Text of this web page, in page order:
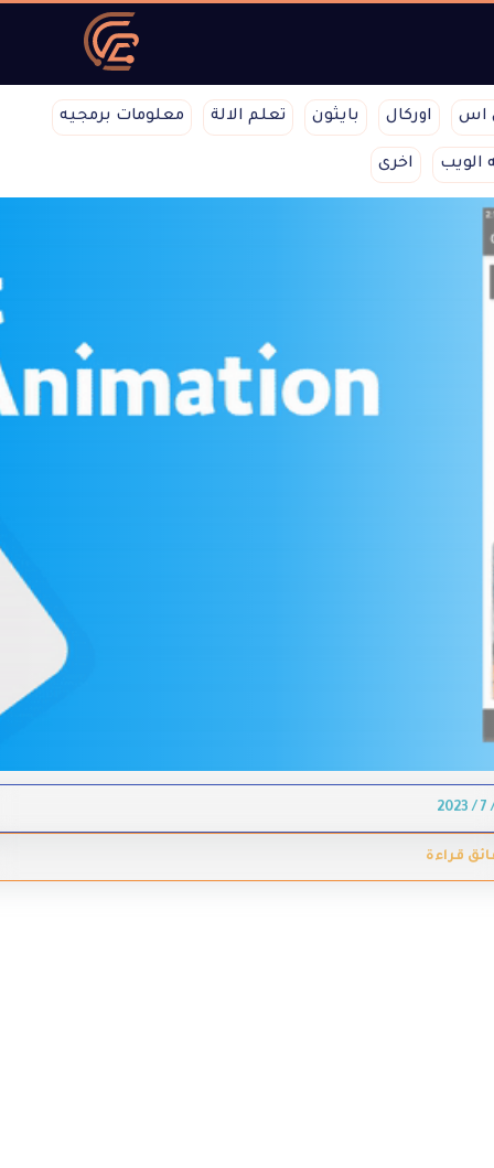
اس اوركال بايثون تعلم الالة معلومات برمجيه
الويب اخرى